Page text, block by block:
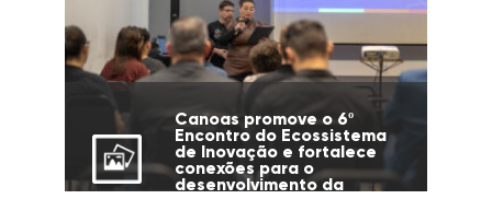
Canoas promove o 6º
Encontro do Ecossistema
de Inovação e fortalece
conexões para o
desenvolvimento da